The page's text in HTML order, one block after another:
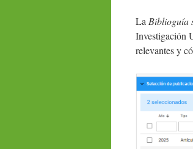
La Biblioguía
Investigación
relevantes y